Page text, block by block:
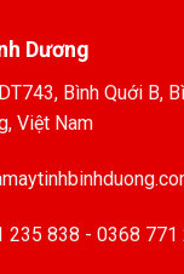
Dương
Bình Quới B,
Việt Nam
235 838 - 0368 771